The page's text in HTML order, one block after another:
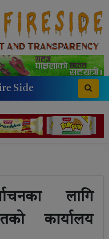
Side
लागि
कार्यालय